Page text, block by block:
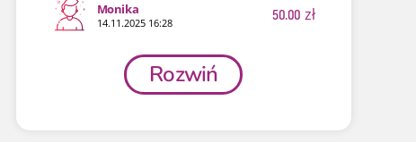
Monika
14.11.2025 16:28 50.00 zł
Rozwiń